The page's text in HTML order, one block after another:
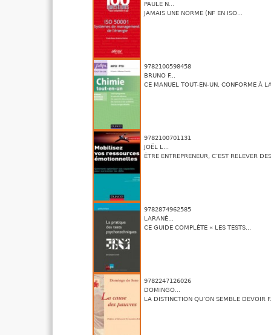
PAULE N...
JAMAIS UNE NORME (NF EN ISO...
9782100598458
BRUNO F...
CE MANUEL TOUT-EN-UN, CONFORME À
9782100701131
JOËL L...
ÊTRE ENTREPRENEUR, C’EST RELEVER
9782874962585
LARANÉ...
CE GUIDE COMPLÈTE « LES TESTS...
9782247126026
DOMINGO...
LA DISTINCTION QU’ON SEMBLE DEVOIR